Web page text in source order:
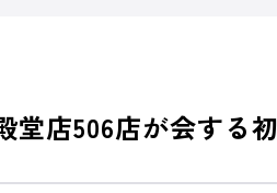
店506店が会する